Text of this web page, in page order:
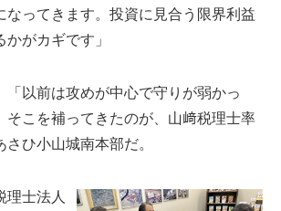
なってきます。投資に見合う限界利益
がカギです」
以前は攻めが中心で守りが弱かっ
そこを補ってきたのが、山﨑税理士率
ひ小山城南本部だ。
士法人